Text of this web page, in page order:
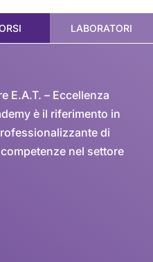
LABORATORI
E.A.T. – Eccellenza
è il riferimento in
di
nel settore